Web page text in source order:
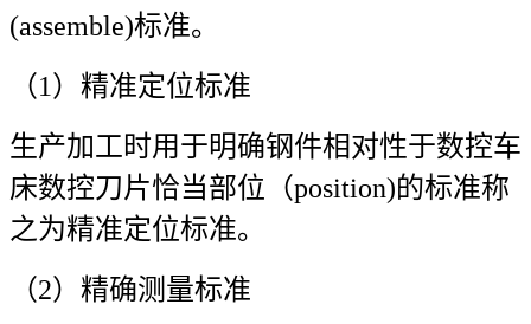
(assemble)标准。
（1）精准定位标准
生产加工时用于明确钢件相对性于数控车
床数控刀片恰当部位（position)的标准称
之为精准定位标准。
（2）精确测量标准